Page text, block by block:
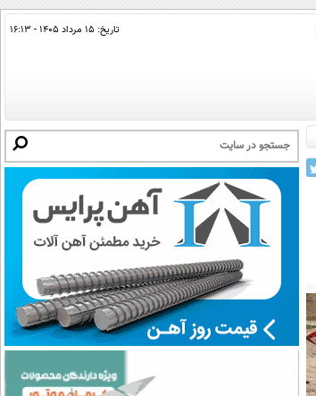
تاریخ: ۱۵ مرداد ۱۴۰۵ - ۱۶:۱۳